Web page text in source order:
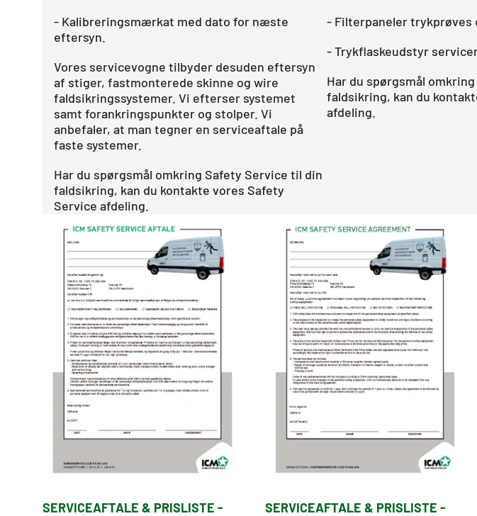
- Kalibreringsmærkat med dato for næste
eftersyn.
Vores servicevogne tilbyder desuden eftersyn
af stiger, fastmonterede skinne og wire
faldsikringssystemer. Vi efterser systemet
samt forankringspunkter og stolper. Vi
anbefaler, at man tegner en serviceaftale på
faste systemer.
Har du spørgsmål omkring Safety Service til din
faldsikring, kan du kontakte vores Safety
Service afdeling.
- Filterpaneler trykprøves
- Trykflaskeudstyr
Har du spørgsmål
faldsikring, kan du
afdeling.
SERVICEAFTALE & PRISLISTE -
SERVICEAFTALE & PRISLISTE -